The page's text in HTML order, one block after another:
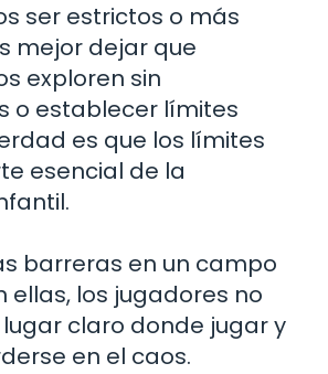
ser estrictos o más
mejor dejar que
exploren sin
o establecer límites
es que los límites
esencial de la
barreras en un campo
ellas, los jugadores no
claro donde jugar y
en el caos.